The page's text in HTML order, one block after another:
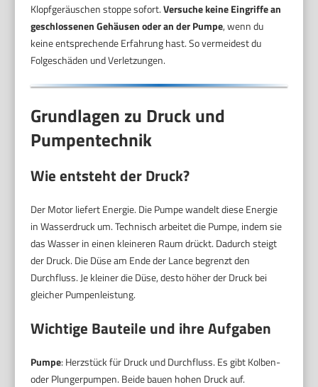
Klopfgeräuschen stoppe sofort.Versuche keine Eingriffe an
geschlossenen Gehäusen oder an der Pumpe, wenn du
keine entsprechende Erfahrung hast. So vermeidest du
Folgeschäden und Verletzungen.
Grundlagen zu Druck und
Pumpentechnik
Wie entsteht der Druck?
Der Motor liefert Energie. Die Pumpe wandelt diese Energie
in Wasserdruck um. Technisch arbeitet die Pumpe, indem sie
das Wasser in einen kleineren Raum drückt. Dadurch steigt
der Druck. Die Düse am Ende der Lance begrenzt den
Durchfluss. Je kleiner die Düse, desto höher der Druck bei
gleicher Pumpenleistung.
Wichtige Bauteile und ihre Aufgaben
Pumpe: Herzstück für Druck und Durchfluss. Es gibt Kolben-
oder Plungerpumpen. Beide bauen hohen Druck auf.